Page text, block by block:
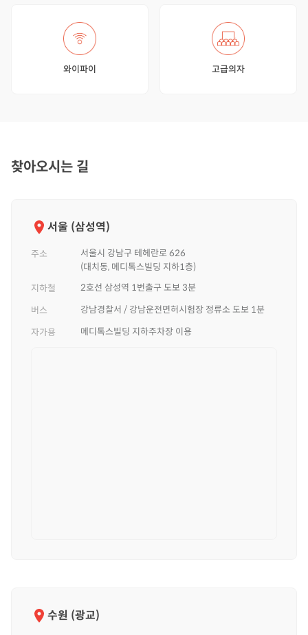
와이파이 고급의자
찾아오시는 길
서울 (삼성역)
주소
서울시 강남구 테헤란로 626
(대치동, 메디톡스빌딩 지하1층)
지하철
2호선 삼성역 1번출구 도보 3분
버스
강남경찰서 / 강남운전면허시험장 정류소 도보 1분
자가용
메디톡스빌딩 지하주차장 이용
수원 (광교)